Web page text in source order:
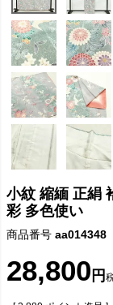
小紋 縮緬 正絹
彩 多色使い
商品番号 aa014348
28,800